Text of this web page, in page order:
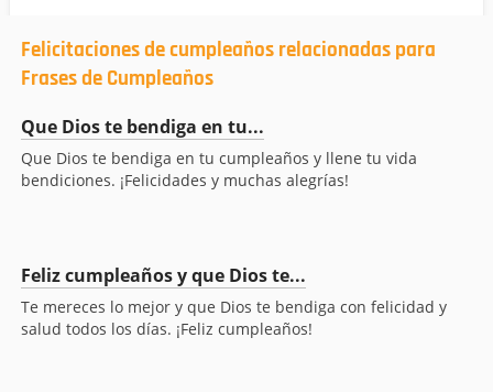
Felicitaciones de cumpleaños relacionadas para
Frases de Cumpleaños
Que Dios te bendiga en tu...
Que Dios te bendiga en tu cumpleaños y llene tu vida
bendiciones. ¡Felicidades y muchas alegrías!
Feliz cumpleaños y que Dios te...
Te mereces lo mejor y que Dios te bendiga con felicidad y
salud todos los días. ¡Feliz cumpleaños!